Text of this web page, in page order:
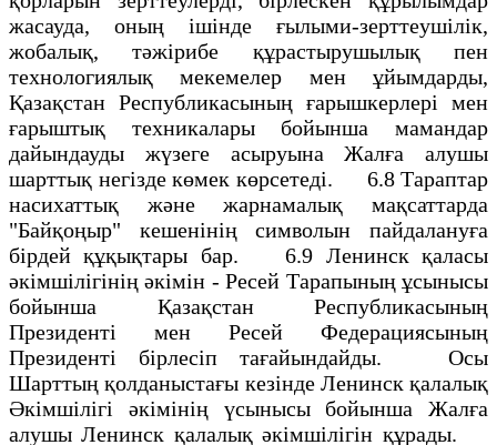
жасауда, оның ішінде ғылыми-зерттеушілік,
жобалық, тәжірибе құрастырушылық пен
технологиялық мекемелер мен ұйымдарды,
Қазақстан Республикасының ғарышкерлері мен
ғарыштық техникалары бойынша мамандар
дайындауды жүзеге асыруына Жалға алушы
шарттық негізде көмек көрсетеді. 6.8 Тараптар
насихаттық және жарнамалық мақсаттарда
"Байқоңыр" кешенінің символын пайдалануға
бірдей құқықтары бар. 6.9 Ленинск қаласы
әкімшілігінің әкімін - Ресей Тарапының ұсынысы
бойынша Қазақстан Республикасының
Президенті мен Ресей Федерациясының
Президенті бірлесіп тағайындайды. Осы
Шарттың қолданыстағы кезінде Ленинск қалалық
Әкімшілігі әкімінің үсынысы бойынша Жалға
алушы Ленинск қалалық әкімшілігін құрады.